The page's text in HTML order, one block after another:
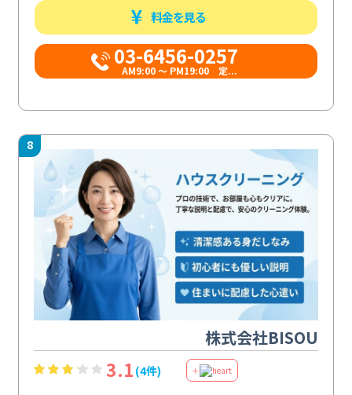
料金を見る
03-6456-0257
AM9:00 ～ PM19:00 定...
8
株式会社BISOU
3.1 (4件) ＋